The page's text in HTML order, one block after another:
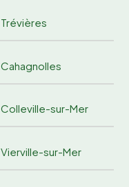
Trévières
Cahagnolles
Colleville-sur-Mer
Vierville-sur-Mer